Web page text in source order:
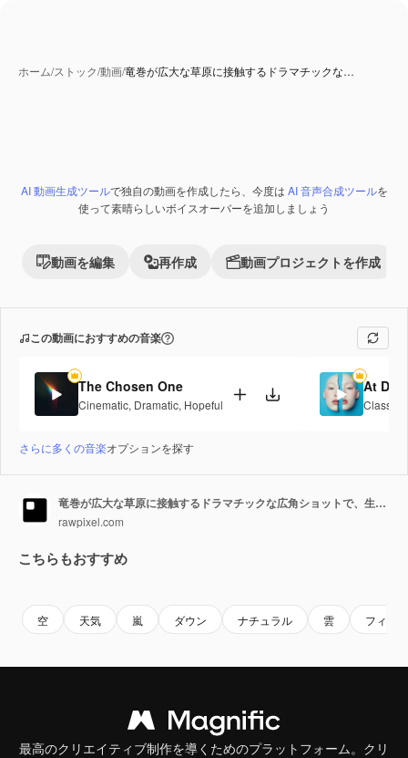
ホーム/ストック/動画/竜巻が広大な草原に接触するドラマチックな…
PremiumAI 生成コンテンツ
AI 動画生成ツールで独自の動画を作成したら、今度は AI 音声合成ツールを
使って素晴らしいボイスオーバーを追加しましょう
動画を編集 再作成 動画プロジェクトを作成
この動画におすすめの音楽
The Chosen One
Cinematic, Dramatic, Hopeful
At
Classical
さらに多くの音楽オプションを探す
竜巻が広大な草原に接触するドラマチックな広角ショットで、生の迫力を捉えています。
rawpixel.com
こちらもおすすめ
空 天気 嵐 ダウン ナチュラル 雲 フィー
最高のクリエイティブ制作を導くためのプラットフォーム。クリ